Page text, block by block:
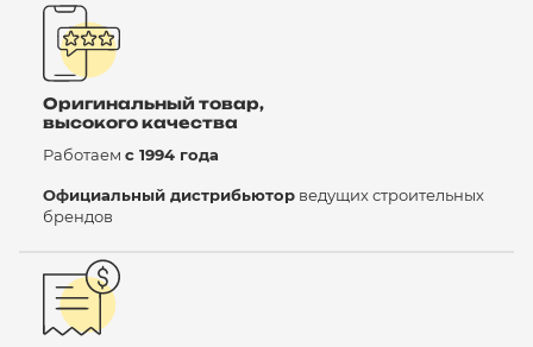
Оригинальный товар,
высокого качества
Работаем с 1994 года
Официальный дистрибьютор ведущих строительных
брендов